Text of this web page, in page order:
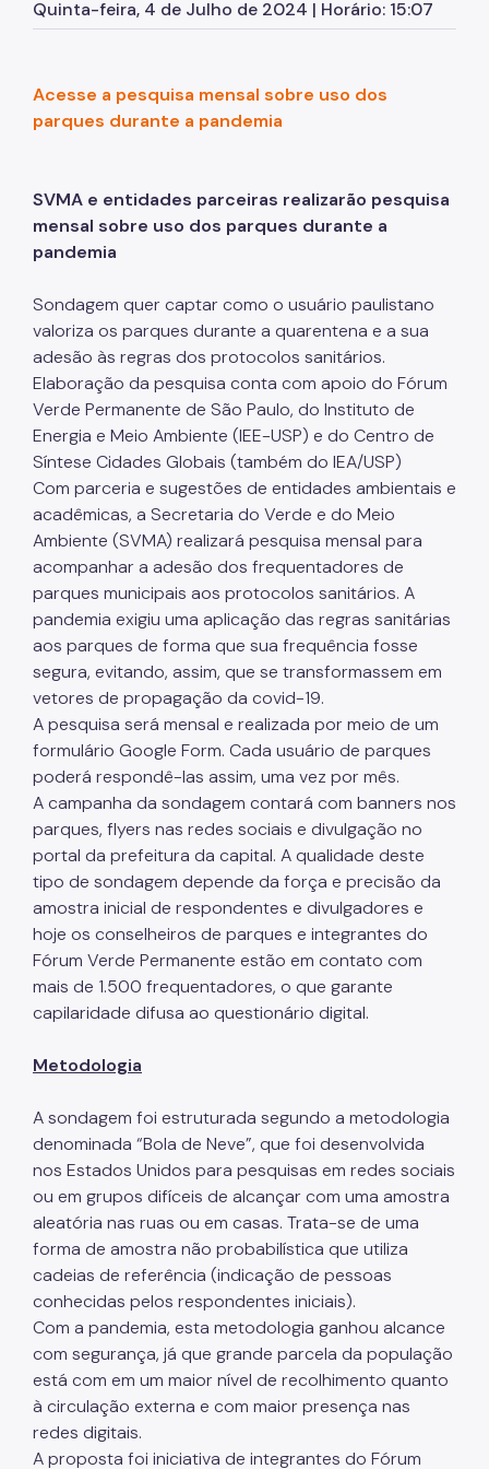
Parques Urbanos
Unidades de Conservação
Viveiros Municipais
Educação Ambiental UMAPAZ
Planetários
Planejamento Ambiental
Patrimônio Ambiental
Biosampa
Projetos Urbanos
Informações Ambientais
Licenciamento Ambiental
Licenciamento Ambiental Industrial
Licenciamento Ambiental Não-Industrial
Heliponto
Áreas Contaminadas
Estudos Ambientais
Produtos Perigosos
TCA - Termo de Compromisso Ambiental
IPVA
Fiscalização Ambiental
Mudanças Climáticas
Comitê do Clima
Inventário de GEE
Plano de Ação Climática
COMFROTA-SP
Planos
Mata Atlântica
Arborização Urbana
Quinta-feira, 4 de Julho de 2024 | Horário: 15:07
Acesse a pesquisa mensal sobre uso dos
parques durante a pandemia
SVMA e entidades parceiras realizarão pesquisa
mensal sobre uso dos parques durante a
pandemia
Sondagem quer captar como o usuário paulistano
valoriza os parques durante a quarentena e a sua
adesão às regras dos protocolos sanitários.
Elaboração da pesquisa conta com apoio do Fórum
Verde Permanente de São Paulo, do Instituto de
Energia e Meio Ambiente (IEE-USP) e do Centro de
Síntese Cidades Globais (também do IEA/USP)
Com parceria e sugestões de entidades ambientais e
acadêmicas, a Secretaria do Verde e do Meio
Ambiente (SVMA) realizará pesquisa mensal para
acompanhar a adesão dos frequentadores de
parques municipais aos protocolos sanitários. A
pandemia exigiu uma aplicação das regras sanitárias
aos parques de forma que sua frequência fosse
segura, evitando, assim, que se transformassem em
vetores de propagação da covid-19.
A pesquisa será mensal e realizada por meio de um
formulário Google Form. Cada usuário de parques
poderá respondê-las assim, uma vez por mês.
A campanha da sondagem contará com banners nos
parques, flyers nas redes sociais e divulgação no
portal da prefeitura da capital. A qualidade deste
tipo de sondagem depende da força e precisão da
amostra inicial de respondentes e divulgadores e
hoje os conselheiros de parques e integrantes do
Fórum Verde Permanente estão em contato com
mais de 1.500 frequentadores, o que garante
capilaridade difusa ao questionário digital.
Metodologia
A sondagem foi estruturada segundo a metodologia
denominada “Bola de Neve”, que foi desenvolvida
nos Estados Unidos para pesquisas em redes sociais
ou em grupos difíceis de alcançar com uma amostra
aleatória nas ruas ou em casas. Trata-se de uma
forma de amostra não probabilística que utiliza
cadeias de referência (indicação de pessoas
conhecidas pelos respondentes iniciais).
Com a pandemia, esta metodologia ganhou alcance
com segurança, já que grande parcela da população
está com em um maior nível de recolhimento quanto
à circulação externa e com maior presença nas
redes digitais.
A proposta foi iniciativa de integrantes do Fórum